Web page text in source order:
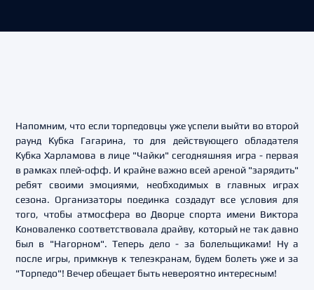
Напомним, что если торпедовцы уже успели выйти во второй
раунд Кубка Гагарина, то для действующего обладателя
Кубка Харламова в лице "Чайки" сегодняшняя игра - первая
в рамках плей-офф. И крайне важно всей ареной "зарядить"
ребят своими эмоциями, необходимых в главных играх
сезона. Организаторы поединка создадут все условия для
того, чтобы атмосфера во Дворце спорта имени Виктора
Коноваленко соответствовала драйву, который не так давно
был в "Нагорном". Теперь дело - за болельщиками! Ну а
после игры, примкнув к телеэкранам, будем болеть уже и за
"Торпедо"! Вечер обещает быть невероятно интересным!